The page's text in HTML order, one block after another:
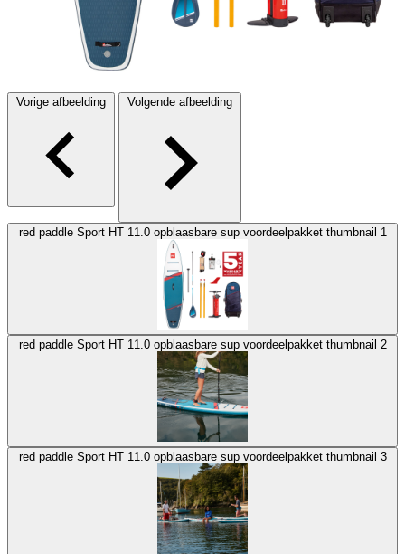
Vorige afbeelding Volgende afbeelding
red paddle Sport HT 11.0 opblaasbare sup voordeelpakket thumbnail 1
red paddle Sport HT 11.0 opblaasbare sup voordeelpakket thumbnail 2
red paddle Sport HT 11.0 opblaasbare sup voordeelpakket thumbnail 3